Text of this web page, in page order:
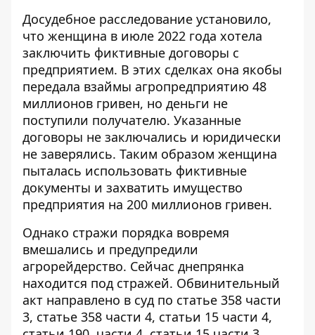
Досудебное расследование установило,
что женщина в июле 2022 года хотела
заключить фиктивные договоры с
предприятием. В этих сделках она якобы
передала взаймы агропредприятию 48
миллионов гривен, но деньги не
поступили получателю. Указанные
договоры не заключались и юридически
не заверялись. Таким образом женщина
пыталась использовать фиктивные
документы и захватить имущество
предприятия на 200 миллионов гривен.
Однако стражи порядка вовремя
вмешались и предупредили
агрорейдерство. Сейчас днепрянка
находится под стражей. Обвинительный
акт направлено в суд по статье 358 части
3, статье 358 части 4, статьи 15 части 4,